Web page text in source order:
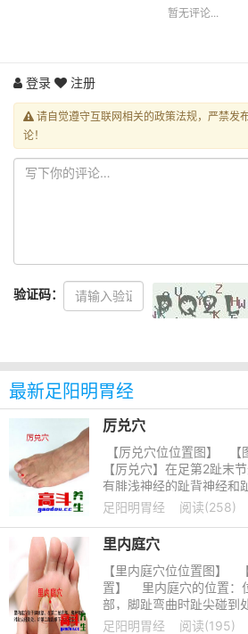
暂无评论...
登录 注册
请自觉遵守互联网相关的政策法规，严禁发
论！
验证码：
最新足阳明胃经
厉兑穴
【厉兑穴位位置图】 【
【厉兑穴】在足第2趾末
有腓浅神经的趾背神经和
动、静脉网。 &nb
足阳明胃经 阅读(258)
里内庭穴
【里内庭穴位位置图】
置】 里内庭穴的位置：
部，脚趾弯曲时趾尖碰到
米处。
足阳明胃经 阅读(195)